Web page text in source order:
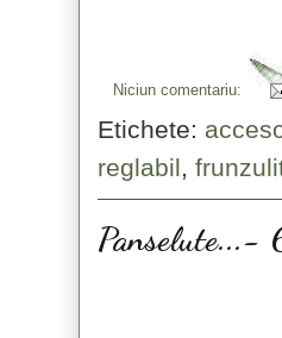
Niciun comentariu:
Etichete:
reglabil,